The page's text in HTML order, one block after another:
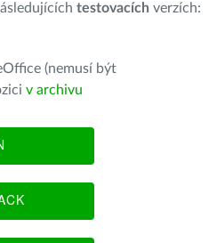
testovacích verzích:
(nemusí být
v archivu